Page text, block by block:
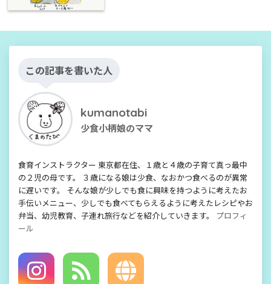
この記事を書いた人
kumanotabi
少食小柄娘のママ
食育インストラクター 東京都在住、１歳と４歳の子育て真っ最中
の２児の母です。 ３歳になる娘は少食、なおかつ食べるのが異常
に遅いです。 そんな娘が少しでも食に興味を持つように考えたお
手伝いメニュー、少しでも食べてもらえるように考えたレシピやお
弁当、幼児教育、子連れ旅行などを紹介していきます。 プロフィ
ール